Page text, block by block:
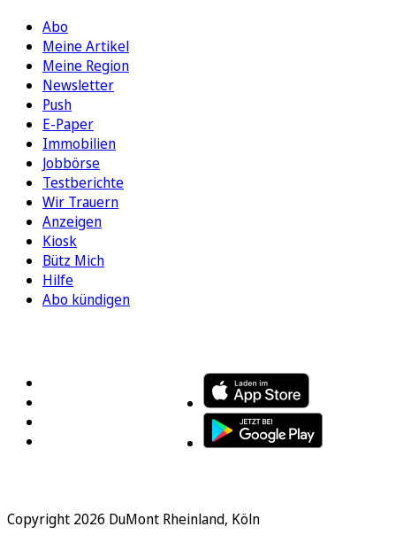
Abo
Meine Artikel
Meine Region
Newsletter
Push
E-Paper
Immobilien
Jobbörse
Testberichte
Wir Trauern
Anzeigen
Kiosk
Bütz Mich
Hilfe
Abo kündigen
Copyright 2026 DuMont Rheinland, Köln